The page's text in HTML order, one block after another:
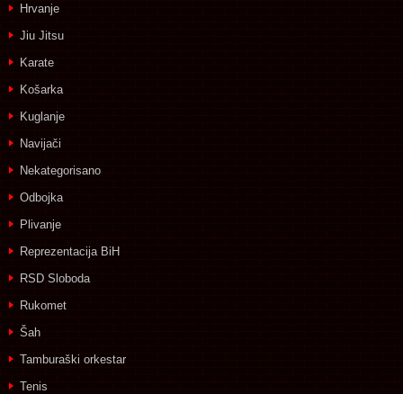
Hrvanje
Jiu Jitsu
Karate
Košarka
Kuglanje
Navijači
Nekategorisano
Odbojka
Plivanje
Reprezentacija BiH
RSD Sloboda
Rukomet
Šah
Tamburaški orkestar
Tenis